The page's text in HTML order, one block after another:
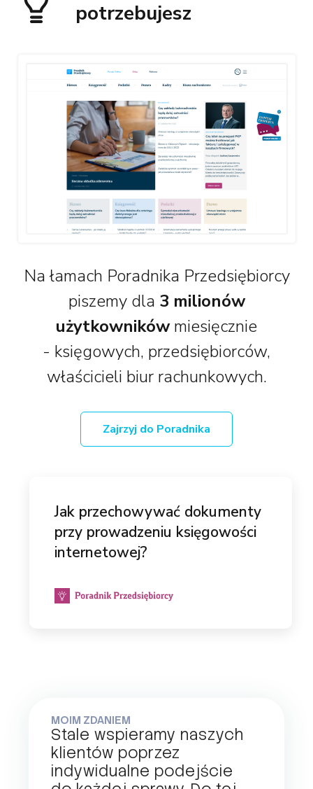
potrzebujesz
Na łamach Poradnika Przedsiębiorcy
piszemy dla 3 milionów
użytkownikówmiesięcznie
- księgowych, przedsiębiorców,
właścicieli biur rachunkowych.
Zajrzyj do Poradnika
Jak przechowywać dokumenty
przy prowadzeniu księgowości
internetowej?
MOIM ZDANIEM
Stale wspieramy naszych
klientów poprzez
indywidualne podejście